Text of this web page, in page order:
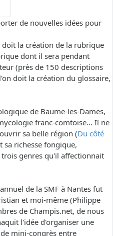
de nouvelles idées pour
la création de la rubrique
dont il sera pendant
(près de 150 descriptions
doit la création du glossaire,
de Baume-les-Dames,
franc-comtoise... Il ne
sa belle région (Du côté
sa richesse fongique,
trois genres qu'il affectionnait
de la SMF à Nantes fut
et moi-même (Philippe
de Champis.net, de nous
l'idée d'organiser une
mini-congrès entre